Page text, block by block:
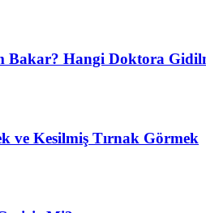
Bakar? Hangi Doktora
ve Kesilmiş Tırnak Görmek